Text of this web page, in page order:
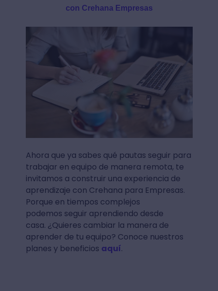
con Crehana Empresas
Ahora que ya sabes qué pautas seguir para
trabajar en equipo de manera remota, te
invitamos a construir una experiencia de
aprendizaje con Crehana para Empresas.
Porque en tiempos complejos
podemos seguir aprendiendo desde
casa. ¿Quieres cambiar la manera de
aprender de tu equipo? Conoce nuestros
planes y beneficios aquí.